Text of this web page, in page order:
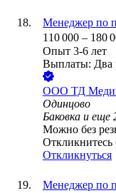
Менеджер по
110 000 – 180
Опыт 3-6 лет
Выплаты: Два
ООО ТД
Одинцово
Баковка и еще
Можно без
Откликнитесь
Откликнуться
Менеджер по